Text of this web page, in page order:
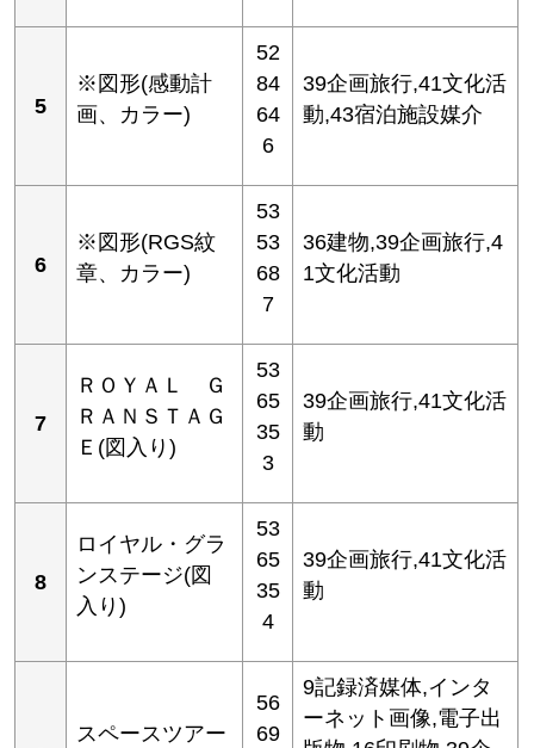
5
※図形(感動計
画、カラー)
52
84
64
6
39企画旅行,41文化活
動,43宿泊施設媒介
6
※図形(RGS紋
章、カラー)
53
53
68
7
36建物,39企画旅行,4
1文化活動
7
ＲＯＹＡＬ Ｇ
ＲＡＮＳＴＡＧ
Ｅ(図入り)
53
65
35
3
39企画旅行,41文化活
動
8
ロイヤル・グラ
ンステージ(図
入り)
53
65
35
4
39企画旅行,41文化活
動
スペースツアー
56
69
9記録済媒体,インタ
ーネット画像,電子出